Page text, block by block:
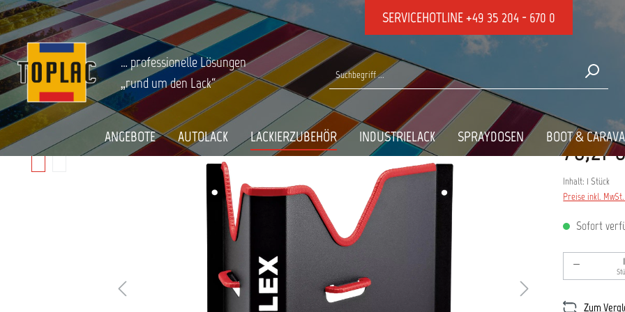
Zur Hauptnavigation springen SERVICEHOTLINE+49 35 204 - 670 0
… professionelle Lösungen
„rund um den Lack“
ANGEBOTE AUTOLACK LACKIERZUBEHÖR INDUSTRIELACK SPRAYDOSEN BOOT &
Startseite LACKIERZUBEHÖR Werkstatteinrichtung Flex Akku-Werkzeuge
FLEX WHP-1 AC/DC - WANDHALTER KLEIN 530883
Bildergalerie überspringen
70,21
Inhalt: 1 Stück
Preise inkl.
Sofort
Produkt
Zum